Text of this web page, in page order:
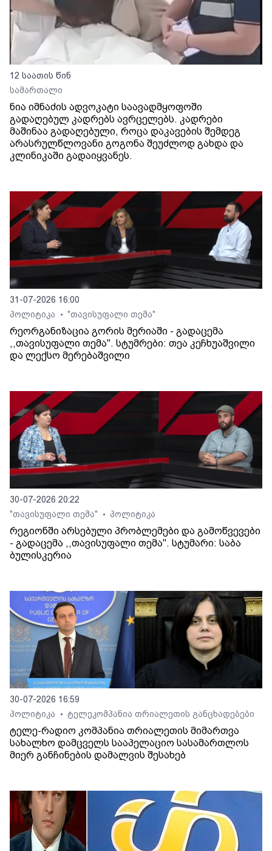
12 საათის წინ
სამართალი
ნია იმნაძის ადვოკატი საავადმყოფოში
გადაღებულ კადრებს ავრცელებს. კადრები
მაშინაა გადაღებული, როცა დაკავების შემდეგ
არასრულწლოვანი გოგონა შეუძლოდ გახდა და
კლინიკაში გადაიყვანეს.
31-07-2026 16:00
პოლიტიკა
• "თავისუფალი თემა"
რეორგანიზაცია გორის მერიაში - გადაცემა
,,თავისუფალი თემა". სტუმრები: თეა კეჩხუაშვილი
და ლექსო მერებაშვილი
30-07-2026 20:22
"თავისუფალი თემა"
• პოლიტიკა
რეგიონში არსებული პრობლემები და გამოწვევები
- გადაცემა ,,თავისუფალი თემა". სტუმარი: საბა
ბულისკერია
30-07-2026 16:59
პოლიტიკა
• ტელეკომპანია თრიალეთის განცხადებები
ტელე-რადიო კომპანია თრიალეთის მიმართვა
სახალხო დამცველს სააპელაციო სასამართლოს
მიერ განჩინების დამალვის შესახებ